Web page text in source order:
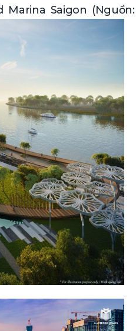
Marina Saigon